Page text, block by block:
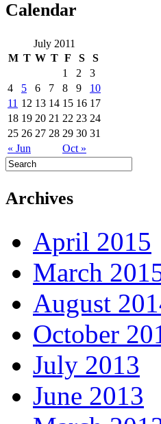
Calendar
July 2011
M T W T F S S
« Jun Oct »
1 2
3
4
5 6 7 8 9
10
11 12 13 14 15 16 17
18 19 20 21 22 23 24
25 26 27 28 29 30 31
Archives
April 2015
March
August
October
July 2013
June 2013